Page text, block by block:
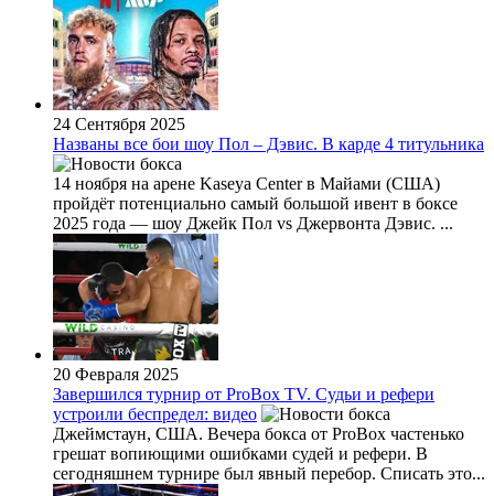
24 Сентября 2025
Названы все бои шоу Пол – Дэвис. В карде 4 титульника
14 ноября на арене Kaseya Center в Майами (США)
пройдёт потенциально самый большой ивент в боксе
2025 года — шоу Джейк Пол vs Джервонта Дэвис. ...
20 Февраля 2025
Завершился турнир от ProBox TV. Судьи и рефери
устроили беспредел: видео
Джеймстаун, США. Вечера бокса от ProBox частенько
грешат вопиющими ошибками судей и рефери. В
сегодняшнем турнире был явный перебор. Списать это...